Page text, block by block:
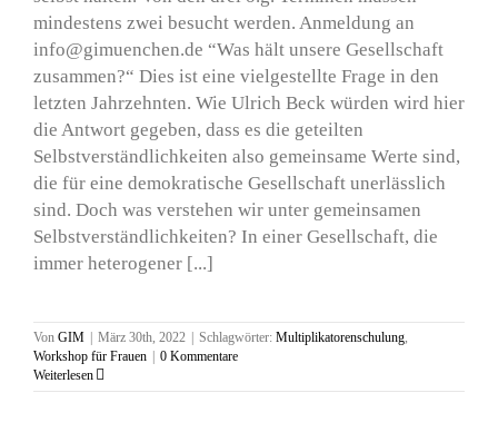
mindestens zwei besucht werden. Anmeldung an
info@gimuenchen.de “Was hält unsere Gesellschaft
zusammen?“ Dies ist eine vielgestellte Frage in den
letzten Jahrzehnten. Wie Ulrich Beck würden wird hier
die Antwort gegeben, dass es die geteilten
Selbstverständlichkeiten also gemeinsame Werte sind,
die für eine demokratische Gesellschaft unerlässlich
sind. Doch was verstehen wir unter gemeinsamen
Selbstverständlichkeiten? In einer Gesellschaft, die
immer heterogener [...]
Von GIM | März 30th, 2022 | Schlagwörter: Multiplikatorenschulung,
Workshop für Frauen | 0 Kommentare
Weiterlesen